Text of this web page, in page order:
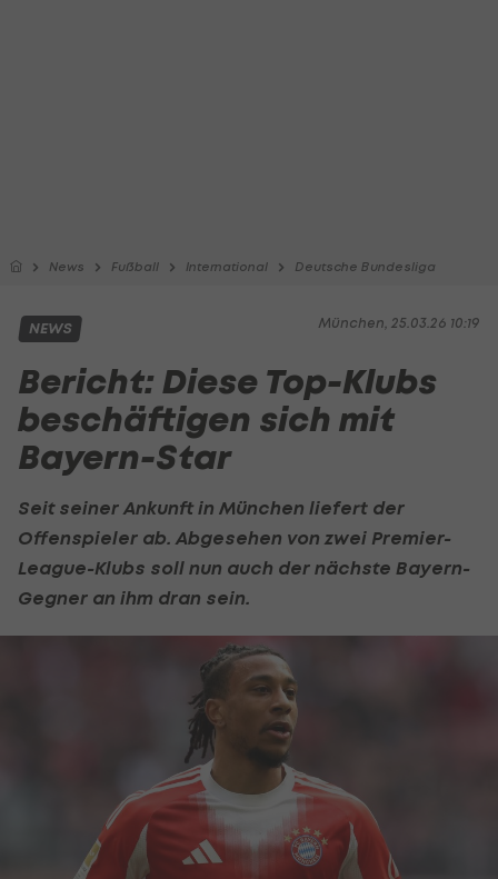
News Fußball International Deutsche Bundesliga
München, 25.03.26 10:19
NEWS
Bericht: Diese Top-Klubs
beschäftigen sich mit
Bayern-Star
Seit seiner Ankunft in München liefert der
Offenspieler ab. Abgesehen von zwei Premier-
League-Klubs soll nun auch der nächste Bayern-
Gegner an ihm dran sein.